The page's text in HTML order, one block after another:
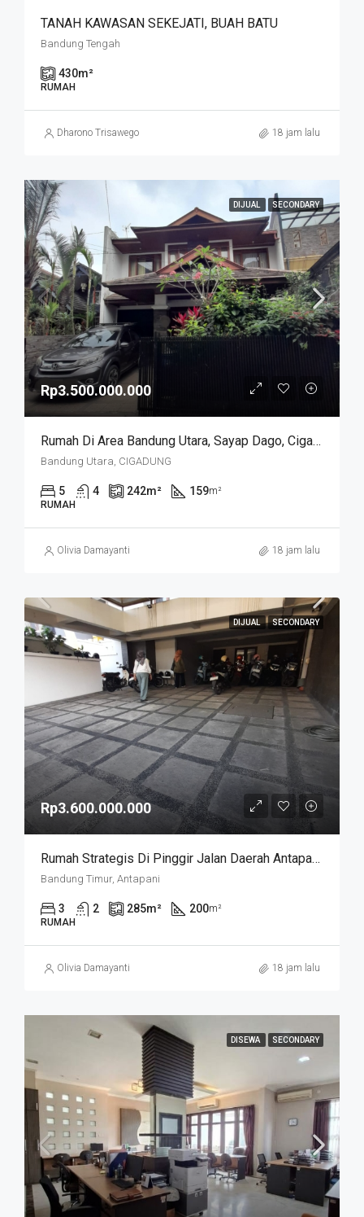
TANAH KAWASAN SEKEJATI, BUAH BATU
Bandung Tengah
430m²
RUMAH
Dharono Trisawego 18 jam lalu
DIJUAL SECONDARY
Rp3.500.000.000
Rumah Di Area Bandung Utara, Sayap Dago, Cigadung.
Bandung Utara, CIGADUNG
5 4 242m² 159m²
RUMAH
Olivia Damayanti 18 jam lalu
DIJUAL SECONDARY
Rp3.600.000.000
Rumah Strategis Di Pinggir Jalan Daerah Antapani . Cocok Untuk Usaha. SUKANEGARA
Bandung Timur, Antapani
3 2 285m² 200m²
RUMAH
Olivia Damayanti 18 jam lalu
DISEWA SECONDARY